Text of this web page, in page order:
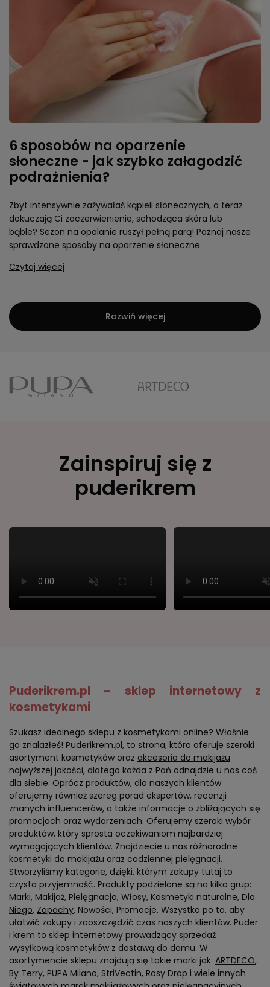
6 sposobów na oparzenie
słoneczne - jak szybko załagodzić
podrażnienia?
Zbyt intensywnie zażywałaś kąpieli słonecznych, a teraz
dokuczają Ci zaczerwienienie, schodząca skóra lub
bąble? Sezon na opalanie ruszył pełną parą! Poznaj nasze
sprawdzone sposoby na oparzenie słoneczne.
Czytaj więcej
Rozwiń więcej
Zainspiruj się z
puderikrem
Puderikrem.pl – sklep internetowy z
kosmetykami
Szukasz idealnego sklepu z kosmetykami online? Właśnie
go znalazłeś! Puderikrem.pl, to strona, która oferuje szeroki
asortyment kosmetyków oraz akcesoria do makijażu
najwyższej jakości, dlatego każda z Pań odnajdzie u nas coś
dla siebie. Oprócz produktów, dla naszych klientów
oferujemy również szereg porad ekspertów, recenzji
znanych influencerów, a także informacje o zbliżających się
promocjach oraz wydarzeniach. Oferujemy szeroki wybór
produktów, który sprosta oczekiwaniom najbardziej
wymagających klientów. Znajdziecie u nas różnorodne
kosmetyki do makijażu oraz codziennej pielęgnacji.
Stworzyliśmy kategorie, dzięki, którym zakupy tutaj to
czysta przyjemność. Produkty podzielone są na kilka grup:
Marki, Makijaż, Pielęgnacja, Włosy, Kosmetyki naturalne, Dla
Niego, Zapachy, Nowości, Promocje. Wszystko po to, aby
ułatwić zakupy i zaoszczędzić czas naszych klientów. Puder
i krem to sklep internetowy prowadzący sprzedaż
wysyłkową kosmetyków z dostawą do domu. W
asortymencie sklepu znajdują się takie marki jak: ARTDECO,
By Terry, PUPA Milano, StriVectin, Rosy Drop i wiele innych